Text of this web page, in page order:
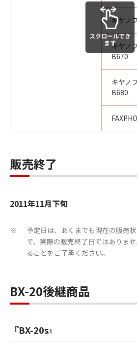
キヤノ
キヤノ
B670
キヤノ
B680
スクロールでき
ます
販売終了
2011年11月下旬
※
予定日は、あくまでも現在の販売
で、実際の販売終了日ではありま
ることをご了承ください。
BX-20後継商品
『BX-20s』